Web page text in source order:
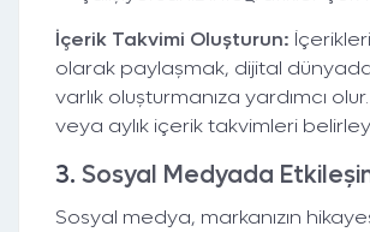
İçerik Takvimi Oluşturun:
olarak paylaşmak, dijital
varlık oluşturmanıza yardımcı
veya aylık içerik takvimleri
3. Sosyal Medyada
Sosyal medya, markanızın